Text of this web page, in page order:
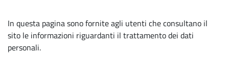
In questa pagina sono fornite agli utenti che consultano il
sito le informazioni riguardanti il trattamento dei dati
personali.